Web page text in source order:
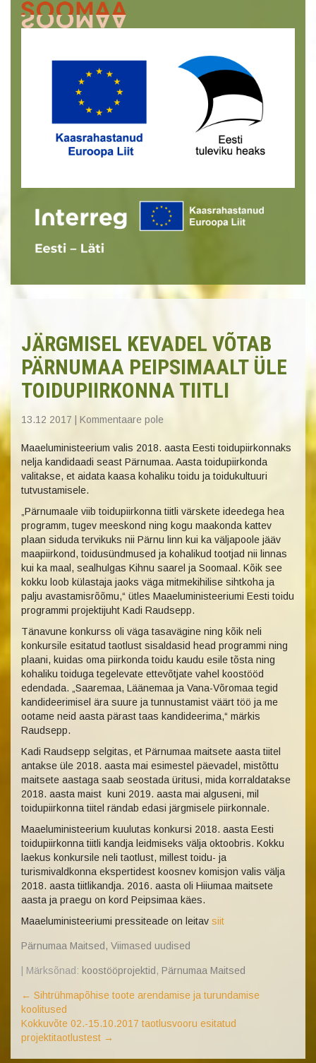
JÄRGMISEL KEVADEL VÕTAB
PÄRNUMAA PEIPSIMAALT ÜLE
TOIDUPIIRKONNA TIITLI
13.12 2017 | Kommentaare pole
Maaeluministeerium valis 2018. aasta Eesti toidupiirkonnaks
nelja kandidaadi seast Pärnumaa. Aasta toidupiirkonda
valitakse, et aidata kaasa kohaliku toidu ja toidukultuuri
tutvustamisele.
„Pärnumaale viib toidupiirkonna tiitli värskete ideedega hea
programm, tugev meeskond ning kogu maakonda kattev
plaan siduda tervikuks nii Pärnu linn kui ka väljapoole jääv
maapiirkond, toidusündmused ja kohalikud tootjad nii linnas
kui ka maal, sealhulgas Kihnu saarel ja Soomaal. Kõik see
kokku loob külastaja jaoks väga mitmekihilise sihtkoha ja
palju avastamisrõõmu,“ ütles Maaeluministeeriumi Eesti toidu
programmi projektijuht Kadi Raudsepp.
Tänavune konkurss oli väga tasavägine ning kõik neli
konkursile esitatud taotlust sisaldasid head programmi ning
plaani, kuidas oma piirkonda toidu kaudu esile tõsta ning
kohaliku toiduga tegelevate ettevõtjate vahel koostööd
edendada. „Saaremaa, Läänemaa ja Vana-Võromaa tegid
kandideerimisel ära suure ja tunnustamist väärt töö ja me
ootame neid aasta pärast taas kandideerima,“ märkis
Raudsepp.
Kadi Raudsepp selgitas, et Pärnumaa maitsete aasta tiitel
antakse üle 2018. aasta mai esimestel päevadel, mistõttu
maitsete aastaga saab seostada üritusi, mida korraldatakse
2018. aasta maist kuni 2019. aasta mai alguseni, mil
toidupiirkonna tiitel rändab edasi järgmisele piirkonnale.
Maaeluministeerium kuulutas konkursi 2018. aasta Eesti
toidupiirkonna tiitli kandja leidmiseks välja oktoobris. Kokku
laekus konkursile neli taotlust, millest toidu- ja
turismivaldkonna ekspertidest koosnev komisjon valis välja
2018. aasta tiitlikandja. 2016. aasta oli Hiiumaa maitsete
aasta ja praegu on kord Peipsimaa käes.
Maaeluministeeriumi pressiteade on leitav siit
Pärnumaa Maitsed, Viimased uudised
| Märksõnad: koostööprojektid, Pärnumaa Maitsed
← Sihtrühmapõhise toote arendamise ja turundamise
koolitused
Kokkuvõte 02.-15.10.2017 taotlusvooru esitatud
projektitaotlustest →